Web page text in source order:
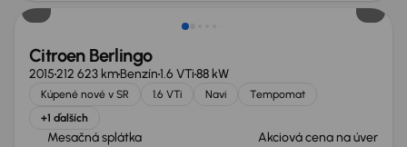
Citroen Berlingo
2015212 623 kmBenzín1.6 VTi88 kW
Kúpené nové v SR 1.6 VTi Navi
Tempomat
+1 ďalších
Mesačná splátka Akciová cena na úver